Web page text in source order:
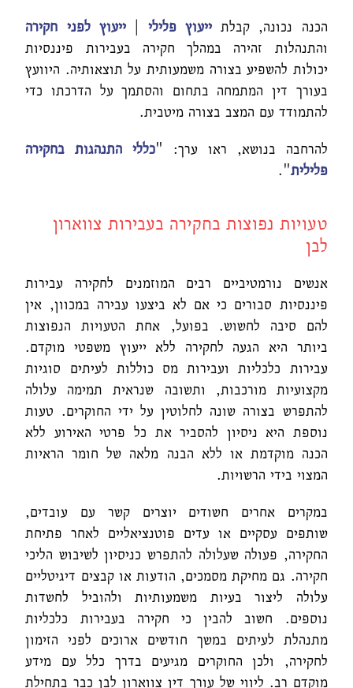
הכנה נכונה, קבלתייעוץ פלילי |ייעוץ לפני חקירה
והתנהלות זהירה במהלך חקירה בעבירות פיננסיות
יכולות להשפיע בצורה משמעותית על תוצאותיה. היוועץ
בעורך דין המתמחה בתחום והסתמך על הדרכתו כדי
להתמודד עם המצב בצורה מיטבית.
להרחבה בנושא, ראו ערך: "כללי התנהגות בחקירה
פלילית".
טעויות נפוצות בחקירה בעבירות צווארון
לבן
אנשים נורמטיביים רבים המוזמנים לחקירה עבירות
פיננסיות סבורים כי אם לא ביצעו עבירה במכוון, אין
להם סיבה לחשוש. בפועל, אחת הטעויות הנפוצות
ביותר היא הגעה לחקירה ללא ייעוץ משפטי מוקדם.
עבירות כלכליות ועבירות מס כוללות לעיתים סוגיות
מקצועיות מורכבות, ותשובה שנראית תמימה עלולה
להתפרש בצורה שונה לחלוטין על ידי החוקרים. טעות
נוספת היא ניסיון להסביר את כל פרטי האירוע ללא
הכנה מוקדמת או ללא הבנה מלאה של חומר הראיות
המצוי בידי הרשויות.
במקרים אחרים חשודים יוצרים קשר עם עובדים,
שותפים עסקיים או עדים פוטנציאליים לאחר פתיחת
החקירה, פעולה שעלולה להתפרש כניסיון לשיבוש הליכי
חקירה. גם מחיקת מסמכים, הודעות או קבצים דיגיטליים
עלולה ליצור בעיות משמעותיות ולהוביל לחשדות
נוספים. חשוב להבין כי חקירה בעבירות כלכליות
מתנהלת לעיתים במשך חודשים ארוכים לפני הזימון
לחקירה, ולכן החוקרים מגיעים בדרך כלל עם מידע
מוקדם רב. ליווי של עורך דין צווארון לבן כבר בתחילת